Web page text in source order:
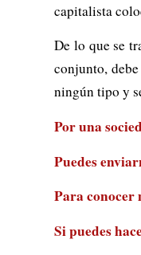
capitalista
De lo que se
conjunto,
ningún tipo y
Por una
Puedes
Para conocer
Si puedes